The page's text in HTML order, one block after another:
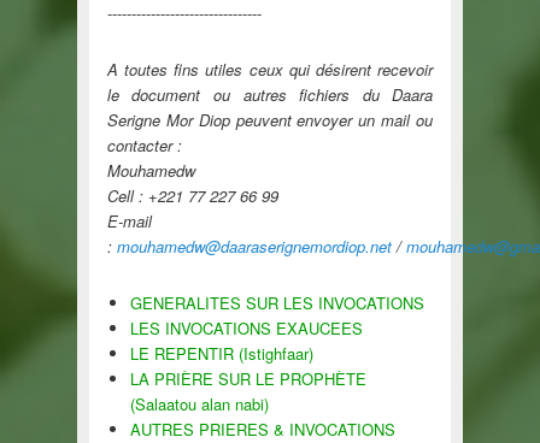
--------------------------------
A toutes fins utiles ceux qui désirent recevoir
le document ou autres fichiers du Daara
Serigne Mor Diop peuvent envoyer un mail ou
contacter :
Mouhamedw
Cell : +221 77 227 66 99
E-mail
: mouhamedw@daaraserignemordiop.net/
GENERALITES SUR LES INVOCATIONS
LES INVOCATIONS EXAUCEES
LE REPENTIR (Istighfaar)
LA PRIÈRE SUR LE PROPHÈTE
(Salaatou alan nabi)
AUTRES PRIERES & INVOCATIONS